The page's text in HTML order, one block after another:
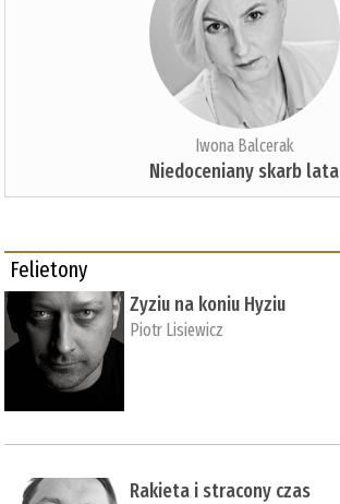
Iwona Balcerak
Niedoceniany skarb lata
Felietony
Zyziu na koniu Hyziu
Piotr Lisiewicz
Rakieta i stracony czas